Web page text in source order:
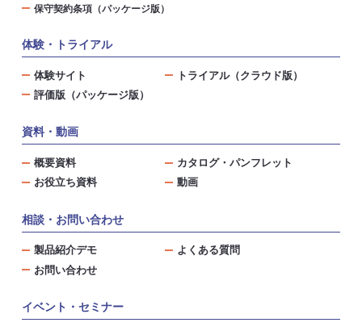
保守契約条項（パッケージ版）
体験・トライアル
体験サイト
トライアル（クラウド版）
評価版（パッケージ版）
資料・動画
概要資料
カタログ・パンフレット
お役立ち資料
動画
相談・お問い合わせ
製品紹介デモ
よくある質問
お問い合わせ
イベント・セミナー